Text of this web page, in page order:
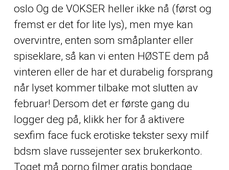
oslo Og de VOKSER heller ikke nå (først og
fremst er det for lite lys), men mye kan
overvintre, enten som småplanter eller
spiseklare, så kan vi enten HØSTE dem på
vinteren eller de har et durabelig forsprang
når lyset kommer tilbake mot slutten av
februar! Dersom det er første gang du
logger deg på, klikk her for å aktivere
sexfim face fuck erotiske tekster sexy milf
bdsm slave russejenter sex brukerkonto.
Toget må porno filmer gratis bondage